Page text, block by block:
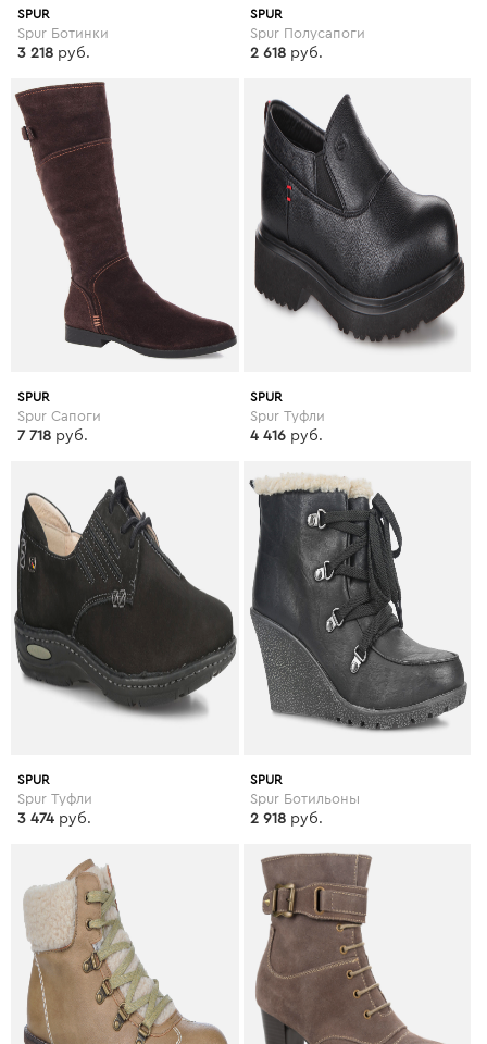
SPUR
Spur Ботинки
3 218 руб.
SPUR
Spur Полусапоги
2 618 руб.
SPUR
Spur Сапоги
7 718 руб.
SPUR
Spur Туфли
4 416 руб.
SPUR
Spur Туфли
3 474 руб.
SPUR
Spur Ботильоны
2 918 руб.